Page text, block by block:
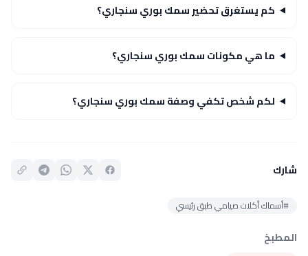
كم يستغرق تحضير سمك بوري سنجاري؟
ما هي مكونات سمك بوري سنجاري؟
لكم شخص تكفي وصفة سمك بوري سنجاري؟
شارك
#أسماك أكلات صيامي طبق رئيسي
المطبخ